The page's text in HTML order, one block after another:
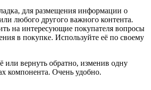
для размещения информации о
любого другого важного контента.
на интересующие покупателя вопросы
в покупке. Используйте её по своему
или вернуть обратно, изменив одну
компонента. Очень удобно.